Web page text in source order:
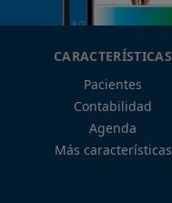
CARACTERÍSTICAS
Pacientes
Contabilidad
Agenda
Más características